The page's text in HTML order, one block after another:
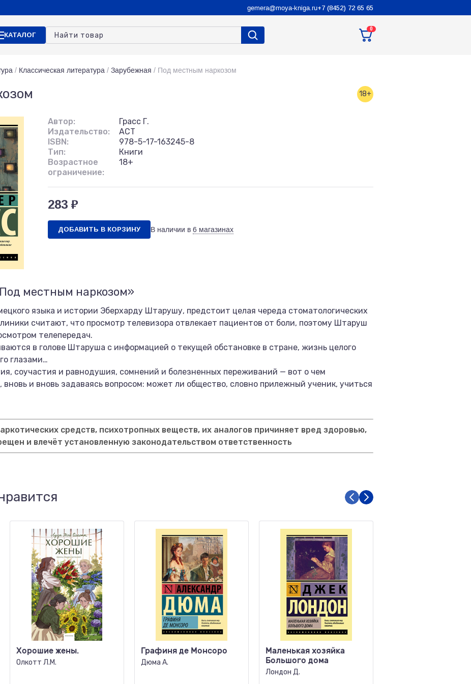
gemera@moya-kniga.ru+7 (8452) 72 65 65
КАТАЛОГ
0
/ Классическая литература / Зарубежная / Под местным наркозом
18+
Автор:
Грасс Г.
Издательство:
АСТ
ISBN:
978-5-17-163245-8
Тип:
Книги
Возрастное
ограничение:
18+
283 ₽
ДОБАВИТЬ В КОРЗИНУ В наличии в 6 магазинах
местным наркозом»
языка и истории Эберхарду Штарушу, предстоит целая череда стоматологических
считают, что просмотр телевизора отвлекает пациентов от боли, поэтому Штаруш
телепередач.
в голове Штаруша с информацией о текущей обстановке в стране, жизнь целого
глазами…
соучастия и равнодушия, сомнений и болезненных переживаний — вот о чем
и вновь задаваясь вопросом: может ли общество, словно прилежный ученик, учиться
средств, психотропных веществ, их аналогов причиняет вред здоровью,
и влечёт установленную законодательством ответственность
Хорошие жены.
Олкотт Л.М.
Графиня де Монсоро
Дюма А.
Маленькая хозяйка
Большого дома
Лондон Д.